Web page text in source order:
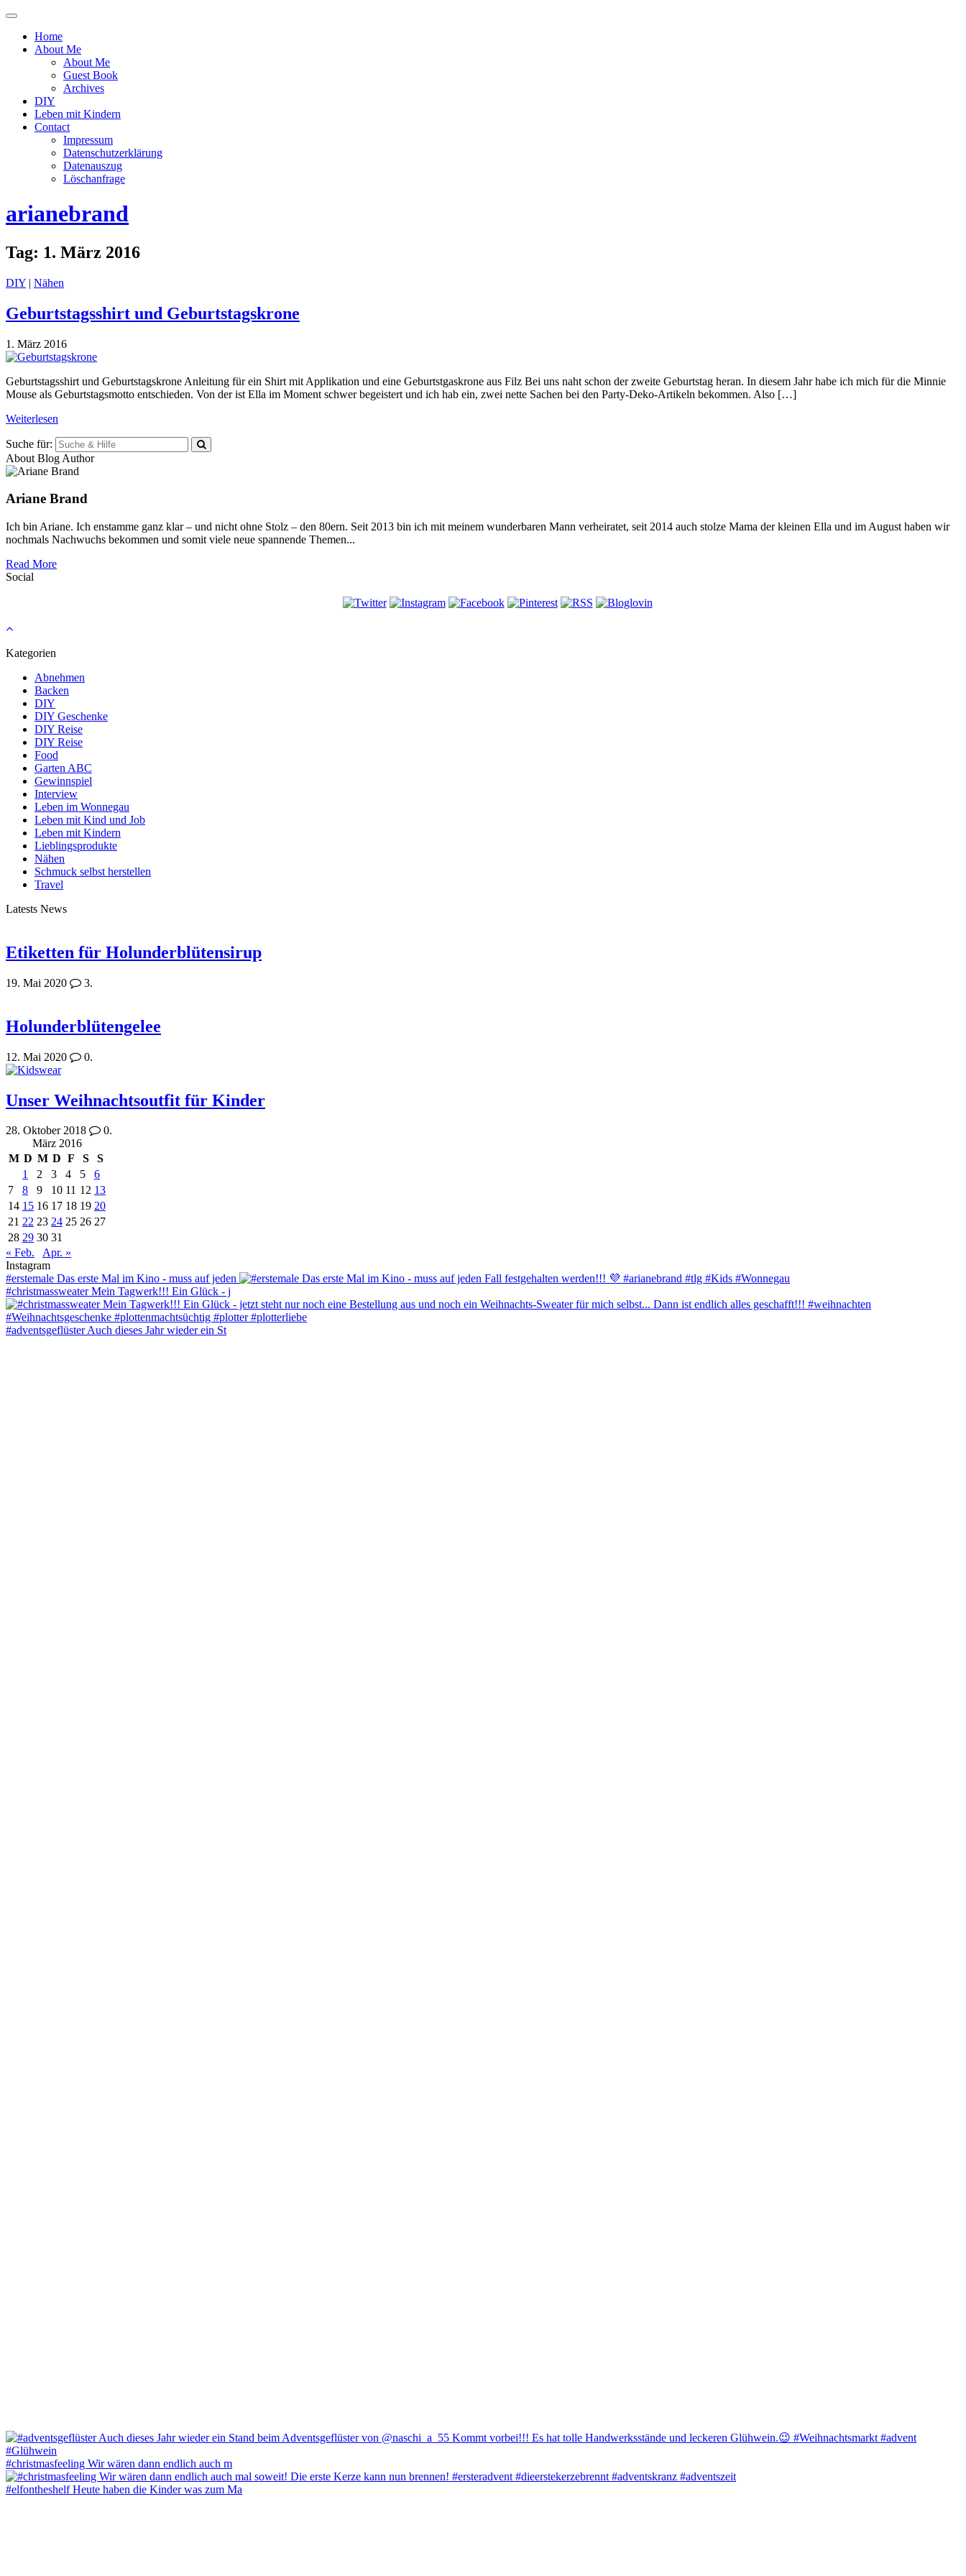
Menü
oder
ausblenden
Home
About Me
About Me
Guest Book
Archives
DIY
Leben mit Kindern
Contact
Impressum
Datenschutzerklärung
Datenauszug
Löschanfrage
arianebrand
Tag: 1. März 2016
DIY | Nähen
Geburtstagsshirt und Geburtstagskrone
1. März 2016
Geburtstagsshirt und Geburtstagskrone Anleitung für ein Shirt mit Applikation und eine Geburtstgaskrone aus Filz Bei uns naht schon der zweite Geburtstag heran. In diesem Jahr habe ich mich für die Minnie
Mouse als Geburtstagsmotto entschieden. Von der ist Ella im Moment schwer begeistert und ich hab ein, zwei nette Sachen bei den Party-Deko-Artikeln bekommen. Also […]
Weiterlesen
Suche für:
About Blog Author
Ariane Brand
Ich bin Ariane. Ich enstamme ganz klar – und nicht ohne Stolz – den 80ern. Seit 2013 bin ich mit meinem wunderbaren Mann verheiratet, seit 2014 auch stolze Mama der kleinen Ella und im August haben wir
nochmals Nachwuchs bekommen und somit viele neue spannende Themen...
Read More
Social
Kategorien
Abnehmen
Backen
DIY
DIY Geschenke
DIY Reise
DIY Reise
Food
Garten ABC
Gewinnspiel
Interview
Leben im Wonnegau
Leben mit Kind und Job
Leben mit Kindern
Lieblingsprodukte
Nähen
Schmuck selbst herstellen
Travel
Latests News
Etiketten für Holunderblütensirup
19. Mai 2020 3.
Holunderblütengelee
12. Mai 2020 0.
Unser Weihnachtsoutfit für Kinder
28. Oktober 2018
0.
März 2016
M D M D F S
S
1
2 3 4 5
6
7
8 9 10 11 12 13
14 15 16 17 18 19 20
21 22 23 24 25 26 27
28 29 30 31
« Feb.
Apr. »
Instagram
#erstemale Das erste Mal im Kino - muss auf jeden
#christmassweater Mein Tagwerk!!! Ein Glück - j
#adventsgeflüster Auch dieses Jahr wieder ein St
#christmasfeeling Wir wären dann endlich auch m
#elfontheshelf Heute haben die Kinder was zum Ma